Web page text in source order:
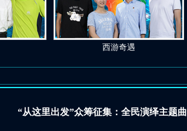
西游奇遇
“从这里出发”众筹征集：全民演绎主题曲